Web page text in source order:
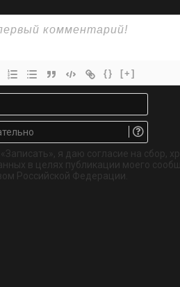
{} [+]
Имя*
Email.
я даю согласие на сбор,
в целях публикации моего
Российской Федерации.